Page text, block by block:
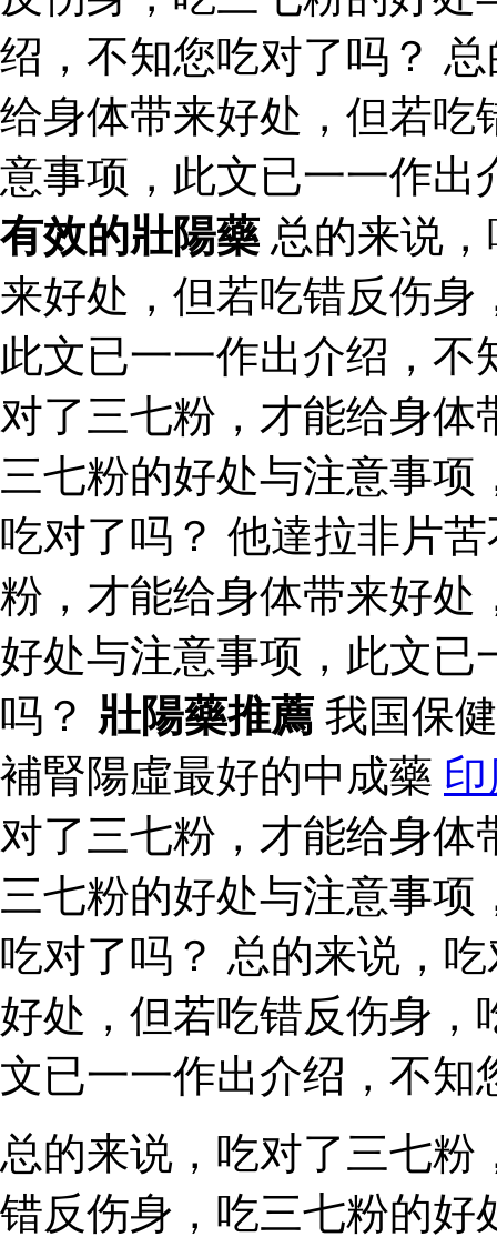
绍，不知您吃对了吗？
给身体带来好处，但若吃
意事项，此文已一一作
有效的壯陽藥 总的来说
来好处，但若吃错反伤身
此文已一一作出介绍，
对了三七粉，才能给身
三七粉的好处与注意事
吃对了吗？ 他達拉非片
粉，才能给身体带来好处
好处与注意事项，此文已
吗？ 壯陽藥推薦 我国保
補腎陽虛最好的中成藥
对了三七粉，才能给身
三七粉的好处与注意事
吃对了吗？ 总的来说，
好处，但若吃错反伤身，
文已一一作出介绍，不知
总的来说，吃对了三七
错反伤身，吃三七粉的好